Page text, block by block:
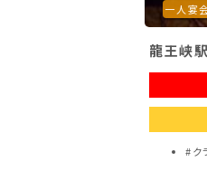
一人宴
龍王峡
#ク